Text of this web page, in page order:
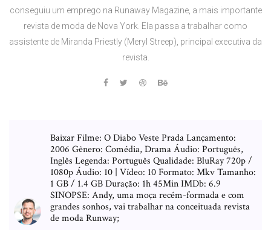
conseguiu um emprego na Runaway Magazine, a mais importante
revista de moda de Nova York. Ela passa a trabalhar como
assistente de Miranda Priestly (Meryl Streep), principal executiva da
revista.
Baixar Filme: O Diabo Veste Prada Lançamento:
2006 Gênero: Comédia, Drama Áudio: Português,
Inglês Legenda: Português Qualidade: BluRay 720p /
1080p Áudio: 10 | Vídeo: 10 Formato: Mkv Tamanho:
1 GB / 1.4 GB Duração: 1h 45Min IMDb: 6.9
SINOPSE: Andy, uma moça recém-formada e com
grandes sonhos, vai trabalhar na conceituada revista
de moda Runway;